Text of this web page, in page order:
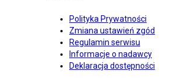
Polityka Prywatności
Zmiana ustawień zgód
Regulamin serwisu
Informacje o nadawcy
Deklaracja dostępności